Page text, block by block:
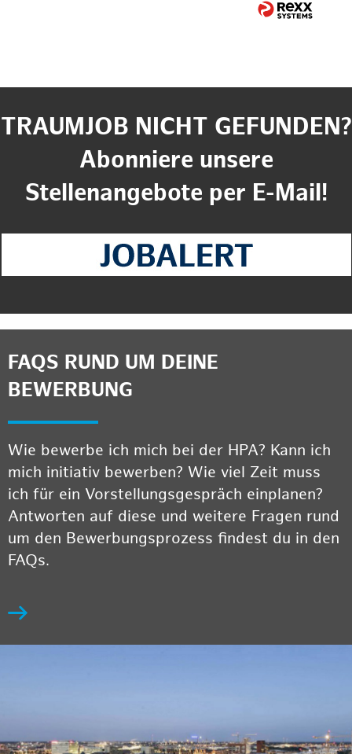
TRAUMJOB NICHT GEFUNDEN?
Abonniere unsere
Stellenangebote per E-Mail!
FAQS RUND UM DEINE
BEWERBUNG
Wie bewerbe ich mich bei der HPA? Kann ich
mich initiativ bewerben? Wie viel Zeit muss
ich für ein Vorstellungsgespräch einplanen?
Antworten auf diese und weitere Fragen rund
um den Bewerbungsprozess findest du in den
FAQs.